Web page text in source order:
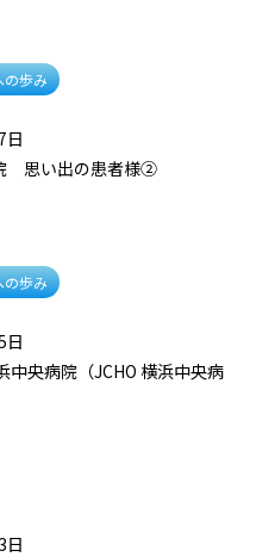
の歩み
日
思い出の患者様②
の歩み
日
中央病院（JCHO 横浜中央病
日